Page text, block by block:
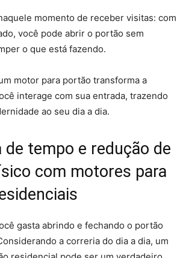
momento de receber visitas: com
você pode abrir o portão sem
o que está fazendo.
motor para portão transforma a
interage com sua entrada, trazendo
ao seu dia a dia.
de tempo e redução de
com motores para
gasta abrindo e fechando o portão
a correria do dia a dia, um